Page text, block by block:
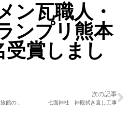
ン瓦職人・
ンプリ熊本
賞しまし
国登録有形文化財の人吉市 芳野旅館の瓦屋根工事
次の記事
七面神社 神殿拭き直し工事